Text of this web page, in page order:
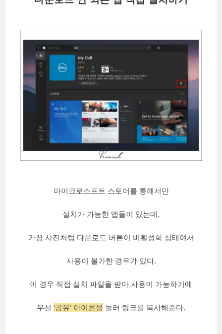
마이크로소프트 스토어를 통해서만
설치가 가능한 앱들이 있는데,
가끔 사진처럼 다운로드 버튼이 비활성화 상태여서
사용이 불가한 경우가 있다.
이 경우 직접 설치 파일을 받아 사용이 가능하기에
우선 ‘공유’ 아이콘을 눌러 링크를 복사해준다.